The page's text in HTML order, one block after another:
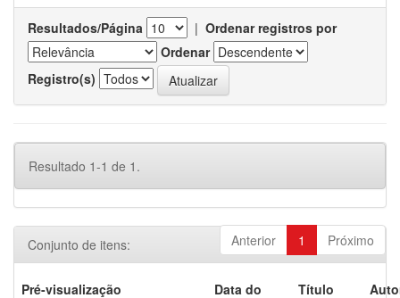
Resultados/Página | Ordenar registros por
Ordenar
Registro(s)
Resultado 1-1 de 1.
Anterior 1 Próximo
Conjunto de itens:
Pré-visualização
Data do
Título